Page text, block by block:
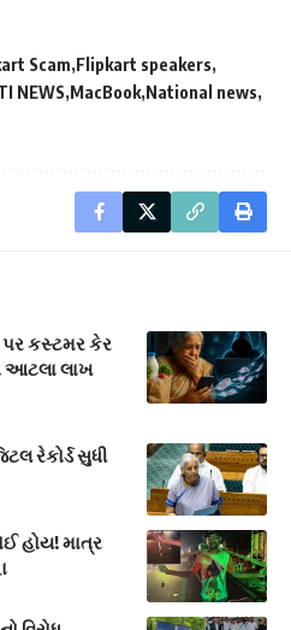
Scam Flipkart speakers
NEWS MacBook National news
પર કસ્ટમર કેર
આટલા લાખ
રેકોર્ડ સુધી
હોય! માત્ર